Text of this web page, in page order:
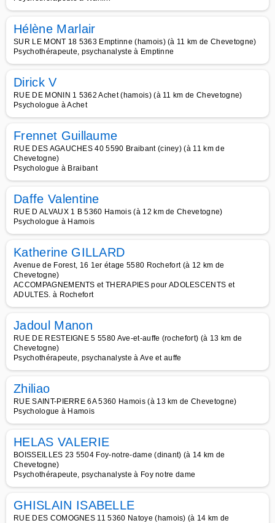
Hélène Marlair
SUR LE MONT 18 5363 Emptinne (hamois) (à 11 km de Chevetogne)
Psychothérapeute, psychanalyste à Emptinne
Dirick V
RUE DE MONIN 1 5362 Achet (hamois) (à 11 km de Chevetogne)
Psychologue à Achet
Frennet Guillaume
RUE DES AGAUCHES 40 5590 Braibant (ciney) (à 11 km de
Chevetogne)
Psychologue à Braibant
Daffe Valentine
RUE D ALVAUX 1 B 5360 Hamois (à 12 km de Chevetogne)
Psychologue à Hamois
Katherine GILLARD
Avenue de Forest, 16 1er étage 5580 Rochefort (à 12 km de
Chevetogne)
ACCOMPAGNEMENTS et THERAPIES pour ADOLESCENTS et
ADULTES. à Rochefort
Jadoul Manon
RUE DE RESTEIGNE 5 5580 Ave-et-auffe (rochefort) (à 13 km de
Chevetogne)
Psychothérapeute, psychanalyste à Ave et auffe
Zhiliao
RUE SAINT-PIERRE 6A 5360 Hamois (à 13 km de Chevetogne)
Psychologue à Hamois
HELAS VALERIE
BOISSEILLES 23 5504 Foy-notre-dame (dinant) (à 14 km de
Chevetogne)
Psychothérapeute, psychanalyste à Foy notre dame
GHISLAIN ISABELLE
RUE DES COMOGNES 11 5360 Natoye (hamois) (à 14 km de